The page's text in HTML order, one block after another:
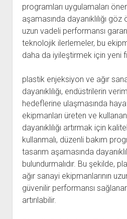
programları uygulamaları
aşamasında dayanıklılığı
uzun vadeli performansı
teknolojik ilerlemeler, bu
daha da iyileştirmek için yeni
plastik enjeksiyon ve ağır
dayanıklılığı, endüstrilerin
hedeflerine ulaşmasında
ekipmanları üreten ve
dayanıklılığı artırmak için
kullanmalı, düzenli bakım
tasarım aşamasında
bulundurmalıdır. Bu şekilde,
ağır sanayi ekipmanlarının
güvenilir performansı
artırılabilir.